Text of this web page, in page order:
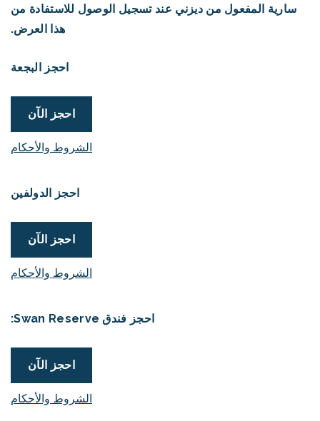
سارية المفعول من ديزني عند تسجيل الوصول للاستفادة من
هذا العرض.
احجز البجعة
احجز الآن
الشروط والأحكام
احجز الدولفين
احجز الآن
الشروط والأحكام
احجز فندق Swan Reserve:
احجز الآن
الشروط والأحكام